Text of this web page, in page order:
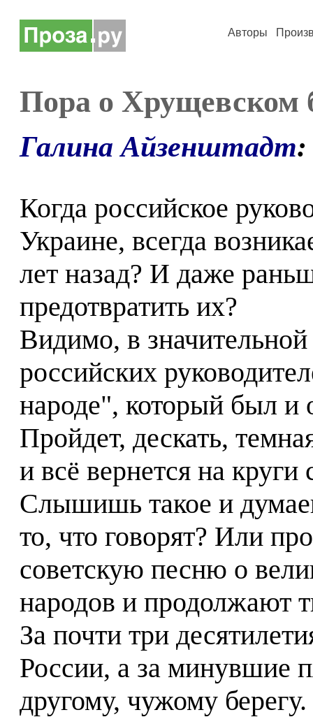
Авторы
Пора о Хрущевском
Галина Айзенштадт:
Когда российское
Украине, всегда
лет назад? И даже
предотвратить их?
Видимо, в значительной
российских
народе", который был и
Пройдет, дескать,
и всё вернется на круги
Слышишь такое и
то, что говорят? Или
советскую песню о
народов и продолжают
За почти три
России, а за минувшие
другому, чужому